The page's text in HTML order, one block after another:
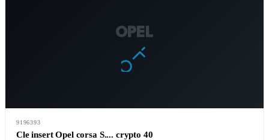
OPEL
9196393
Cle insert Opel corsa S.... crypto 40